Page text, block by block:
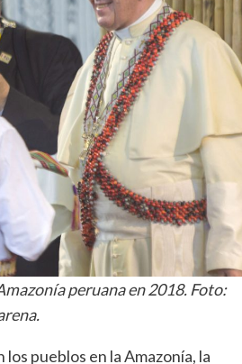
peruana en 2018. Foto:
pueblos en la Amazonía, la